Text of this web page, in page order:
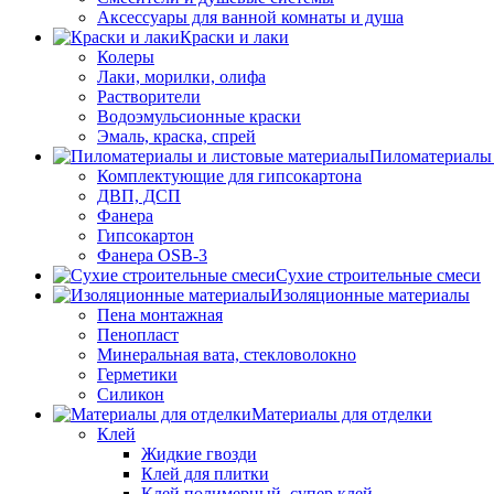
Аксессуары для ванной комнаты и душа
Краски и лаки
Колеры
Лаки, морилки, олифа
Растворители
Водоэмульсионные краски
Эмаль, краска, спрей
Комплектующие для гипсокартона
ДВП, ДСП
Фанера
Гипсокартон
Фанера OSB-3
Сухие строительные смеси
Изоляционные материалы
Пена монтажная
Пенопласт
Минеральная вата, стекловолокно
Герметики
Силикон
Материалы для отделки
Клей
Жидкие гвозди
Клей для плитки